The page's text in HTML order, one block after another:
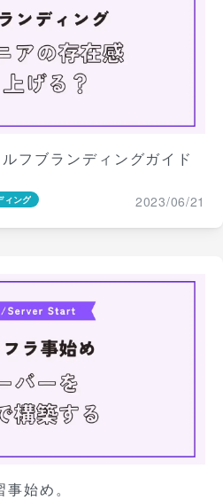
フブランディングガイド
ィング 2023/06/21
始め。